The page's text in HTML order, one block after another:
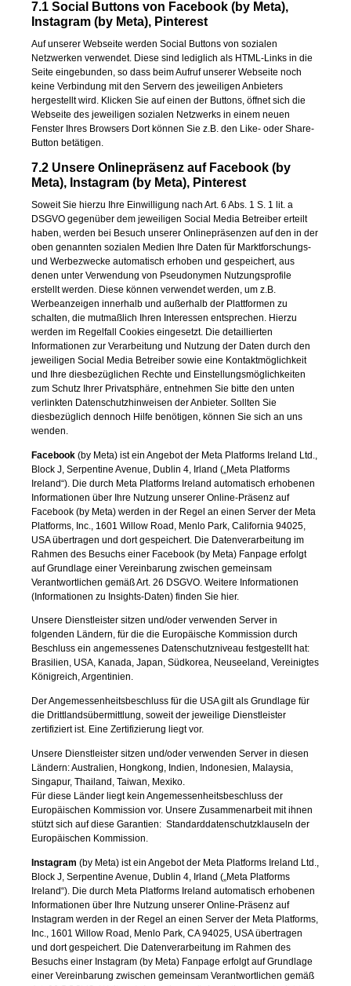
7.1 Social Buttons von Facebook (by Meta),
Instagram (by Meta), Pinterest
Auf unserer Webseite werden Social Buttons von sozialen
Netzwerken verwendet. Diese sind lediglich als HTML-Links in die
Seite eingebunden, so dass beim Aufruf unserer Webseite noch
keine Verbindung mit den Servern des jeweiligen Anbieters
hergestellt wird. Klicken Sie auf einen der Buttons, öffnet sich die
Webseite des jeweiligen sozialen Netzwerks in einem neuen
Fenster Ihres Browsers Dort können Sie z.B. den Like- oder Share-
Button betätigen.
7.2 Unsere Onlinepräsenz auf Facebook (by
Meta), Instagram (by Meta), Pinterest
Soweit Sie hierzu Ihre Einwilligung nach Art. 6 Abs. 1 S. 1 lit. a
DSGVO gegenüber dem jeweiligen Social Media Betreiber erteilt
haben, werden bei Besuch unserer Onlinepräsenzen auf den in der
oben genannten sozialen Medien Ihre Daten für Marktforschungs-
und Werbezwecke automatisch erhoben und gespeichert, aus
denen unter Verwendung von Pseudonymen Nutzungsprofile
erstellt werden. Diese können verwendet werden, um z.B.
Werbeanzeigen innerhalb und außerhalb der Plattformen zu
schalten, die mutmaßlich Ihren Interessen entsprechen. Hierzu
werden im Regelfall Cookies eingesetzt. Die detaillierten
Informationen zur Verarbeitung und Nutzung der Daten durch den
jeweiligen Social Media Betreiber sowie eine Kontaktmöglichkeit
und Ihre diesbezüglichen Rechte und Einstellungsmöglichkeiten
zum Schutz Ihrer Privatsphäre, entnehmen Sie bitte den unten
verlinkten Datenschutzhinweisen der Anbieter. Sollten Sie
diesbezüglich dennoch Hilfe benötigen, können Sie sich an uns
wenden.
Facebook (by Meta) ist ein Angebot der Meta Platforms Ireland Ltd.,
Block J, Serpentine Avenue, Dublin 4, Irland („Meta Platforms
Ireland“). Die durch Meta Platforms Ireland automatisch erhobenen
Informationen über Ihre Nutzung unserer Online-Präsenz auf
Facebook (by Meta) werden in der Regel an einen Server der Meta
Platforms, Inc., 1601 Willow Road, Menlo Park, California 94025,
USA übertragen und dort gespeichert. Die Datenverarbeitung im
Rahmen des Besuchs einer Facebook (by Meta) Fanpage erfolgt
auf Grundlage einer Vereinbarung zwischen gemeinsam
Verantwortlichen gemäß Art. 26 DSGVO. Weitere Informationen
(Informationen zu Insights-Daten) finden Sie hier.
Unsere Dienstleister sitzen und/oder verwenden Server in
folgenden Ländern, für die die Europäische Kommission durch
Beschluss ein angemessenes Datenschutzniveau festgestellt hat:
Brasilien, USA, Kanada, Japan, Südkorea, Neuseeland, Vereinigtes
Königreich, Argentinien.
Der Angemessenheitsbeschluss für die USA gilt als Grundlage für
die Drittlandsübermittlung, soweit der jeweilige Dienstleister
zertifiziert ist. Eine Zertifizierung liegt vor.
Unsere Dienstleister sitzen und/oder verwenden Server in diesen
Ländern: Australien, Hongkong, Indien, Indonesien, Malaysia,
Singapur, Thailand, Taiwan, Mexiko.
Für diese Länder liegt kein Angemessenheitsbeschluss der
Europäischen Kommission vor. Unsere Zusammenarbeit mit ihnen
stützt sich auf diese Garantien: Standarddatenschutzklauseln der
Europäischen Kommission.
Instagram (by Meta) ist ein Angebot der Meta Platforms Ireland Ltd.,
Block J, Serpentine Avenue, Dublin 4, Irland („Meta Platforms
Ireland“). Die durch Meta Platforms Ireland automatisch erhobenen
Informationen über Ihre Nutzung unserer Online-Präsenz auf
Instagram werden in der Regel an einen Server der Meta Platforms,
Inc., 1601 Willow Road, Menlo Park, CA 94025, USA übertragen
und dort gespeichert. Die Datenverarbeitung im Rahmen des
Besuchs einer Instagram (by Meta) Fanpage erfolgt auf Grundlage
einer Vereinbarung zwischen gemeinsam Verantwortlichen gemäß